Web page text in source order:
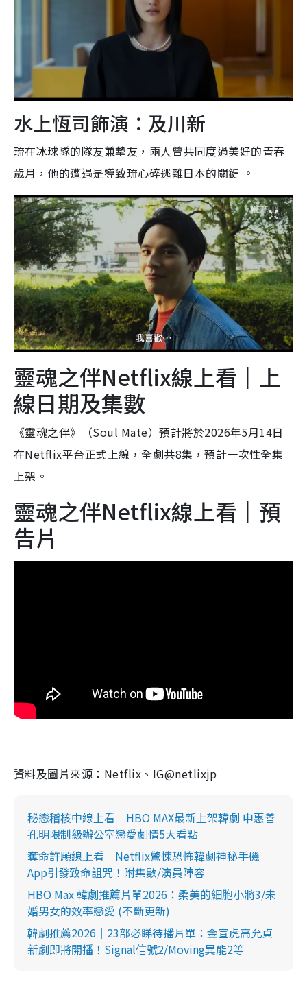
水上恆司飾演：及川新
琉在冰球隊的隊友兼摯友，兩人曾共同度過美好的青春
歲月，他的遭遇是導致琉心碎逃離日本的關鍵 。
靈魂之伴Netflix線上看｜上
線日期及集數
《靈魂之伴》（Soul Mate）預計將於2026年5月14日
在Netflix平台正式上線，全劇共8集，預計一次性全集
上架。
靈魂之伴Netflix線上看｜預
告片
資料及圖片來源：Netflix、IG@netlixjp
秘戀稽核中線上看｜HBO MAX最新上架韓劇 申惠善
孔明限制級辦公室戀愛劇情5大看點
奪命許願線上看｜Netflix驚悚恐怖韓劇神秘手機
App引發致命詛咒！附集數/演員陣容
HBO Max 韓劇推薦片單2026：柔美的細胞小將3/未
婚男女的效率戀愛 (不斷更新)
韓劇推薦2026｜23部必睇待播片單：金宣虎高允貞
新劇即將開播！Signal信號2/Moving異能2等